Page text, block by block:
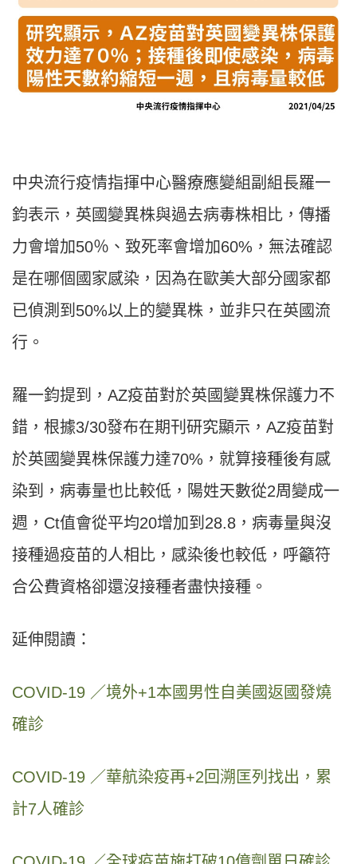
中央流行疫情指揮中心醫療應變組副組長羅一
鈞表示，英國變異株與過去病毒株相比，傳播
力會增加50％、致死率會增加60%，無法確認
是在哪個國家感染，因為在歐美大部分國家都
已偵測到50%以上的變異株，並非只在英國流
行。
羅一鈞提到，AZ疫苗對於英國變異株保護力不
錯，根據3/30發布在期刊研究顯示，AZ疫苗對
於英國變異株保護力達70%，就算接種後有感
染到，病毒量也比較低，陽姓天數從2周變成一
週，Ct值會從平均20增加到28.8，病毒量與沒
接種過疫苗的人相比，感染後也較低，呼籲符
合公費資格卻還沒接種者盡快接種。
延伸閱讀：
COVID-19 ／境外+1本國男性自美國返國發燒
確診
COVID-19 ／華航染疫再+2回溯匡列找出，累
計7人確診